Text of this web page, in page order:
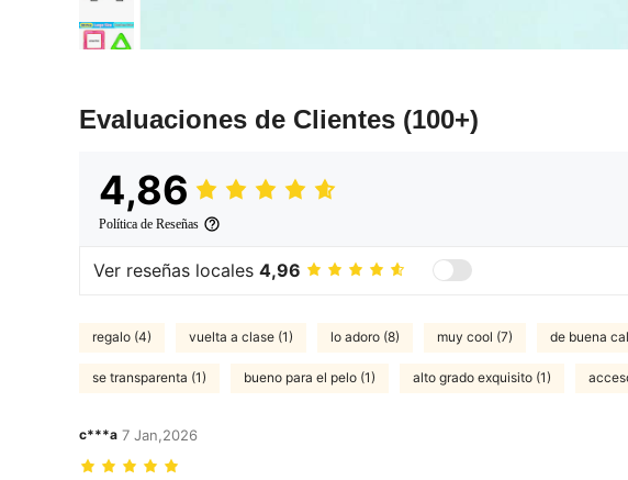
Evaluaciones de Clientes (100+)
4,86
Política de Reseñas
Ver reseñas locales 4,96
regalo (4) vuelta a clase (1) lo adoro (8) muy cool (7) de buena
se transparenta (1) bueno para el pelo (1) alto grado exquisito (1)
c***a 7 Jan,2026